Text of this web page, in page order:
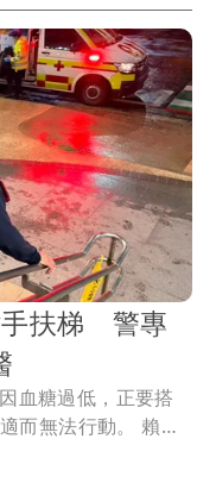
手扶梯 警專
血糖過低，正要搭
而無法行動。 賴